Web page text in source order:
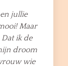
jullie
Maar
ik de
droom
wie